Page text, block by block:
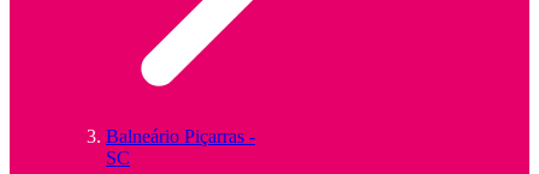
Balneário Piçarras -
SC